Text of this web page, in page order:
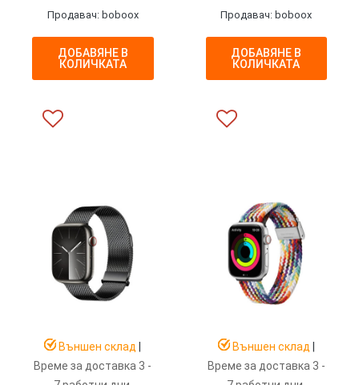
Продавач: boboox
ДОБАВЯНЕ В
КОЛИЧКАТА
Продавач: boboox
ДОБАВЯНЕ В
КОЛИЧКАТА
Външен склад
Време за доставка 3 -
Външен склад
Време за доставка 3 -